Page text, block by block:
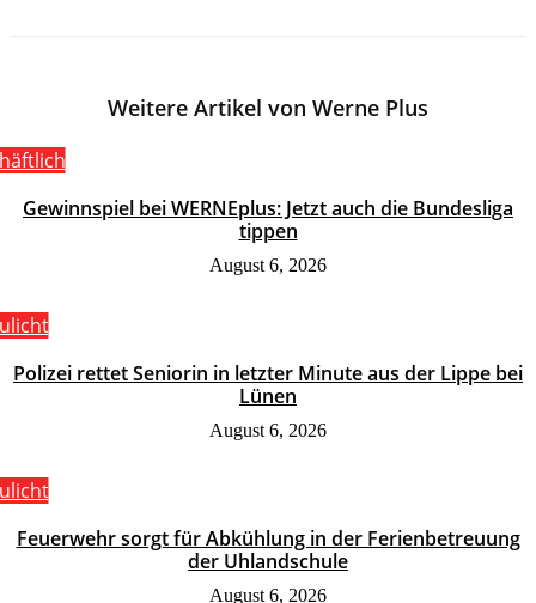
Weitere Artikel von Werne Plus
Gewinnspiel bei WERNEplus: Jetzt auch die Bundesliga
tippen
August 6, 2026
Polizei rettet Seniorin in letzter Minute aus der Lippe bei
Lünen
August 6, 2026
Feuerwehr sorgt für Abkühlung in der Ferienbetreuung
der Uhlandschule
August 6, 2026